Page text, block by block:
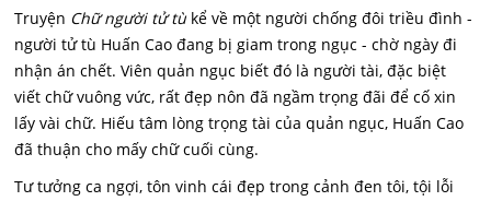
Truyện Chữ người tử tùkể về một người chống đôi triều đình -
người tử tù Huấn Cao đang bị giam trong ngục - chờ ngày đi
nhận án chết. Viên quản ngục biết đó là người tài, đặc biệt
viết chữ vuông vức, rất đẹp nôn đã ngầm trọng đãi để cố xin
lấy vài chữ. Hiếu tâm lòng trọng tài của quản ngục, Huấn Cao
đã thuận cho mấy chữ cuối cùng.
Tư tưởng ca ngợi, tôn vinh cái đẹp trong cảnh đen tôi, tội lỗi